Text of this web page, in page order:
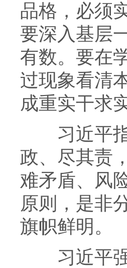
品格，必须
要深入基层
有数。要在
过现象看清
成重实干求
习近平指
政、尽其责
难矛盾、风
原则，是非
旗帜鲜明。
习近平强